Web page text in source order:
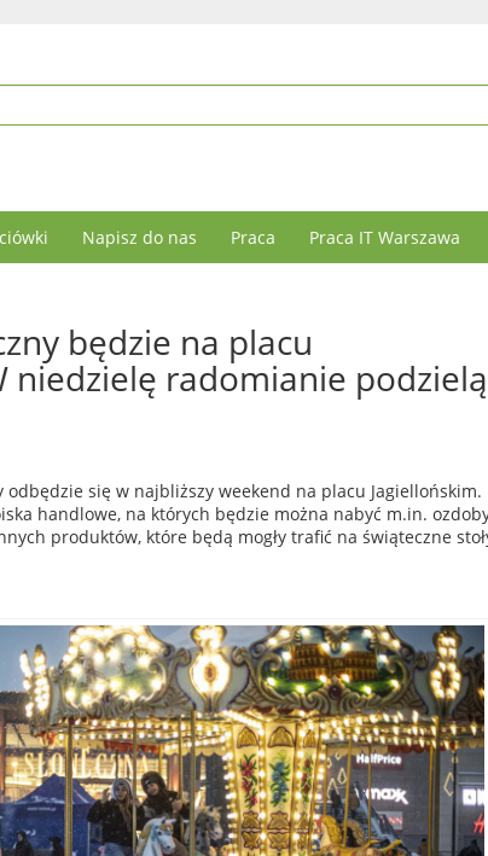
Napisz do nas Praca Praca IT Warszawa
będzie na placu
niedzielę radomianie podzielą
odbędzie się w najbliższy weekend na placu Jagiellońskim.
handlowe, na których będzie można nabyć m.in.
produktów, które będą mogły trafić na świąteczne